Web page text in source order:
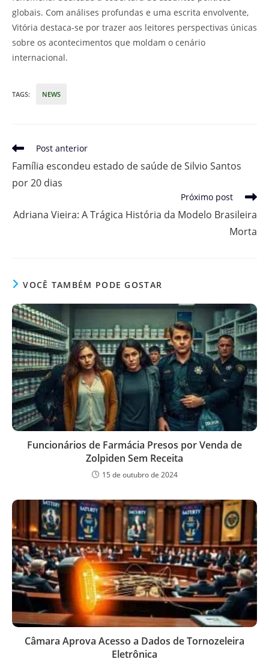
globais. Com análises profundas e uma escrita envolvente,
Vitória destaca-se por trazer aos leitores perspectivas únicas
sobre os acontecimentos que moldam o cenário
internacional.
TAGS: NEWS
Leia
artigos
Post anterior
Família escondeu estado de saúde de Silvio Santos
por 20 dias
Próximo post
Adriana Vieira: A Trágica História da Modelo Brasileira
Morta
VOCÊ TAMBÉM PODE GOSTAR
Funcionários de Farmácia Presos por Venda de
Zolpiden Sem Receita
15 de outubro de 2024
Câmara Aprova Acesso a Dados de Tornozeleira
Eletrônica